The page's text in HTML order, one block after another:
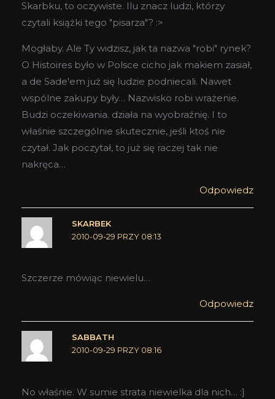
Skarbku, to oczywiste. Ilu znacz ludzi, którzy
czytali książki tego "pisarza"? :>
Mogłaby. Ale Ty widzisz, jak ta nazwa "robi" rynek?
O Histoires było w Polsce cicho jak makiem zasiał,
a de Sade'em już się ludzie podniecali. Nawet
wspólne zakupy były… Nazwisko robi wrażenie.
Budzi oczekiwania. działa na wyobraźnię. I to
właśnie szczególnie skutecznie, jeśli ktoś nie
czytał. Jak poczytał, to już się raczej tak nie
nakręca…
Odpowiedz
SKARBEK
2010-09-29 PRZY 08:13
Szczerze mówiąc niewielu…
Odpowiedz
SABBATH
2010-09-29 PRZY 08:16
No właśnie. W sumie strata niewielka dla nich… :]